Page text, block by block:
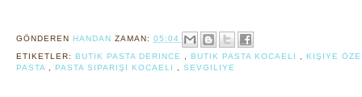
GÖNDEREN HANDAN ZAMAN: 05:04
ETIKETLER: BUTIK PASTA DERINCE BUTIK PASTA KOCAELI
KIŞIYE
PASTA
PASTA SIPARIŞI KOCAELI SEVGILIYE